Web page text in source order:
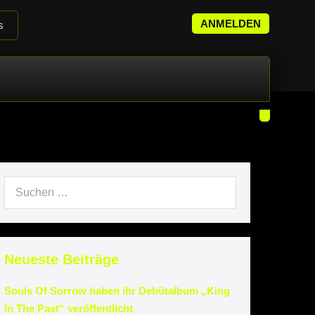
ANMELDEN
Neueste Beiträge
Souls Of Sorrow haben ihr Debütalbum „King
In The Past“ veröffentlicht